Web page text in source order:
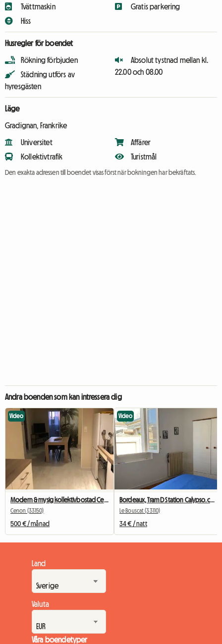
Tvättmaskin
Hiss
Gratis parkering
Husregler för boendet
Rökning förbjuden
Städning utförs av
hyresgästen
Absolut tystnad mellan kl.
22.00 och 08.00
Läge
Gradignan, Frankrike
Universitet
Kollektivtrafik
Affärer
Turistmål
Den exakta adressen till boendet visas först när bokningen har bekräftats.
Andra boenden som kan intressera dig
Video
Modern & mysig kollektivbostad Cenon/Bastide – 2 rum lediga
Cenon (33150)
500 € / månad
Video
Bordeaux, Tram D Station Calypso.ch+SDB+wc Privées
Le Bouscat (33110)
34 € / natt
Land
Valuta
Våra boendetyper